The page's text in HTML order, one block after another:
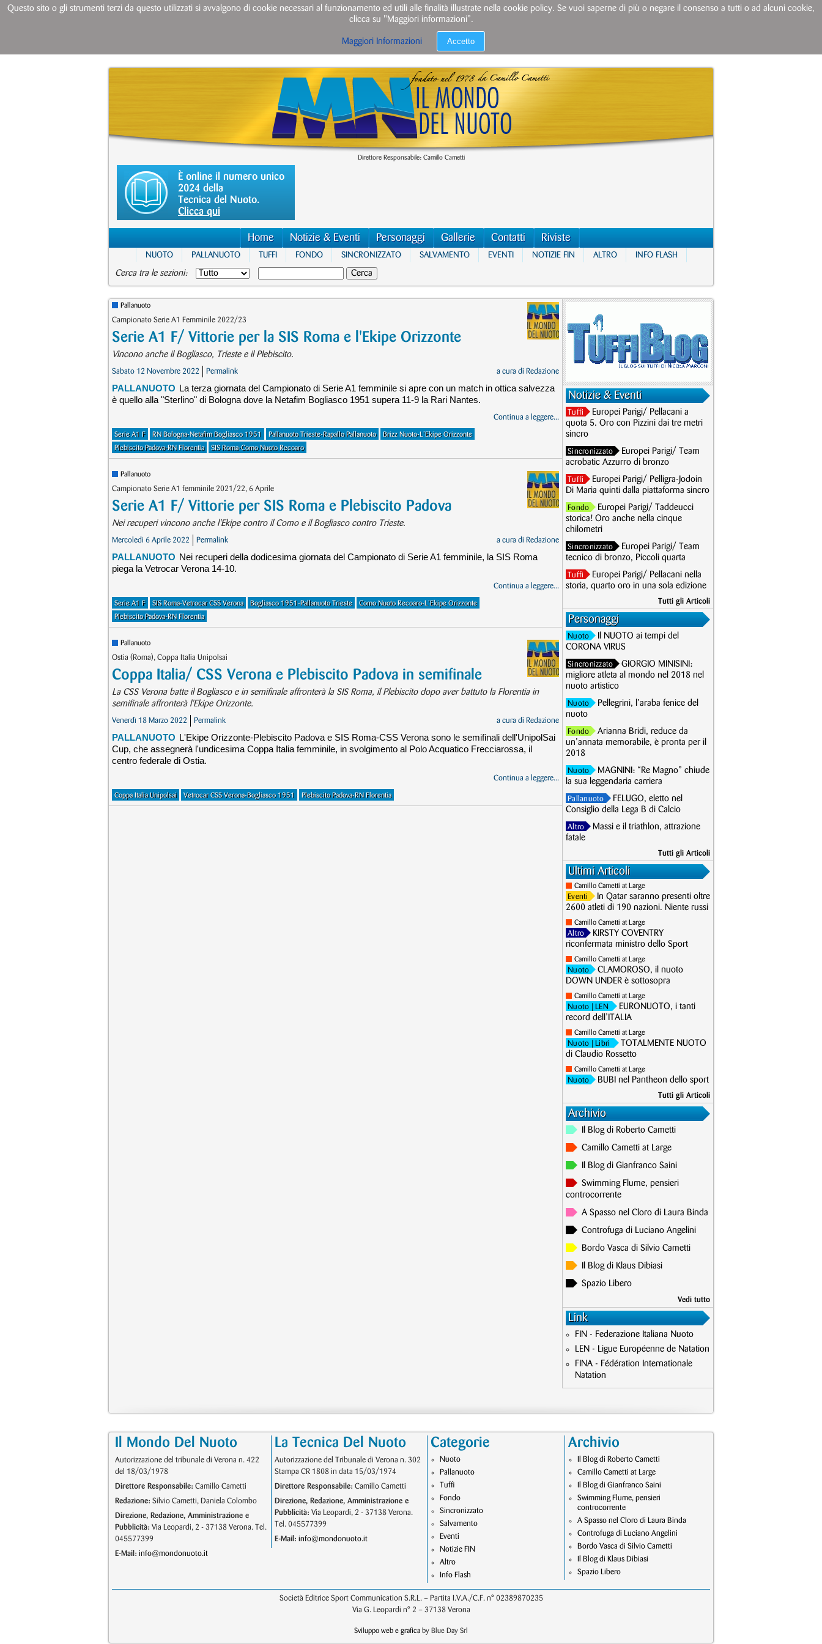
Direttore Responsabile: Camillo Cametti
È online il numero unico
2024 della
Tecnica del Nuoto.
Clicca qui
Home Notizie & Eventi Personaggi Gallerie Contatti Riviste
NUOTO PALLANUOTO TUFFI FONDO SINCRONIZZATO SALVAMENTO EVENTI NOTIZIE FIN ALTRO INFO FLASH
Cerca tra le sezioni:
Pallanuoto
Campionato Serie A1 Femminile 2022/23
Serie A1 F/ Vittorie per la SIS Roma e l'Ekipe Orizzonte
Vincono anche il Bogliasco, Trieste e il Plebiscito.
Sabato 12 Novembre 2022 Permalink a cura di Redazione
PALLANUOTO La terza giornata del Campionato di Serie A1 femminile si apre con un match in ottica salvezza
è quello alla "Sterlino" di Bologna dove la Netafim Bogliasco 1951 supera 11-9 la Rari Nantes.
Continua a leggere...
Serie A1 F RN Bologna-Netafim Bogliasco 1951 Pallanuoto Trieste-Rapallo Pallanuoto
Brizz Nuoto-L'Ekipe Orizzonte
Plebiscito Padova-RN Florentia
SIS Roma-Como Nuoto Recoaro
Pallanuoto
Campionato Serie A1 femminile 2021/22, 6 Aprile
Serie A1 F/ Vittorie per SIS Roma e Plebiscito Padova
Nei recuperi vincono anche l'Ekipe contro il Como e il Bogliasco contro Trieste.
Mercoledì 6 Aprile 2022 Permalink a cura di Redazione
PALLANUOTO Nei recuperi della dodicesima giornata del Campionato di Serie A1 femminile, la SIS Roma
piega la Vetrocar Verona 14-10.
Continua a leggere...
Serie A1 F SIS Roma-Vetrocar CSS Verona Bogliasco 1951-Pallanuoto Trieste
Como Nuoto Recoaro-L'Ekipe Orizzonte
Plebiscito Padova-RN Florentia
Pallanuoto
Ostia (Roma), Coppa Italia Unipolsai
Coppa Italia/ CSS Verona e Plebiscito Padova in semifinale
La CSS Verona batte il Bogliasco e in semifinale affronterà la SIS Roma, il Plebiscito dopo aver battuto la Florentia in
semifinale affronterà l'Ekipe Orizzonte.
Venerdì 18 Marzo 2022 Permalink a cura di Redazione
PALLANUOTO L'Ekipe Orizzonte-Plebiscito Padova e SIS Roma-CSS Verona sono le semifinali dell'UnipolSai
Cup, che assegnerà l'undicesima Coppa Italia femminile, in svolgimento al Polo Acquatico Frecciarossa, il
centro federale di Ostia.
Continua a leggere...
Coppa Italia Unipolsai Vetrocar CSS Verona-Bogliasco 1951 Plebiscito Padova-RN Florentia
Notizie & Eventi
Tuffi
Europei Parigi/ Pellacani a
quota 5. Oro con Pizzini dai tre metri
sincro
Sincronizzato
Europei Parigi/ Team
acrobatic Azzurro di bronzo
Tuffi
Europei Parigi/ Pelligra-Jodoin
Di Maria quinti dalla piattaforma sincro
Fondo
Europei Parigi/ Taddeucci
storica! Oro anche nella cinque
chilometri
Sincronizzato
Europei Parigi/ Team
tecnico di bronzo, Piccoli quarta
Tuffi
Europei Parigi/ Pellacani nella
storia, quarto oro in una sola edizione
Tutti gli Articoli
Personaggi
Nuoto
Il NUOTO ai tempi del
CORONA VIRUS
Sincronizzato
GIORGIO MINISINI:
migliore atleta al mondo nel 2018 nel
nuoto artistico
Nuoto
Pellegrini, l’araba fenice del
nuoto
Fondo
Arianna Bridi, reduce da
un’annata memorabile, è pronta per il
2018
Nuoto
MAGNINI: “Re Magno” chiude
la sua leggendaria carriera
Pallanuoto
FELUGO, eletto nel
Consiglio della Lega B di Calcio
Altro
Massi e il triathlon, attrazione
fatale
Tutti gli Articoli
Ultimi Articoli
Camillo Cametti at Large
Eventi
In Qatar saranno presenti oltre
2600 atleti di 190 nazioni. Niente russi
Camillo Cametti at Large
Altro
KIRSTY COVENTRY
riconfermata ministro dello Sport
Camillo Cametti at Large
Nuoto
CLAMOROSO, il nuoto
DOWN UNDER è sottosopra
Camillo Cametti at Large
Nuoto | LEN
EURONUOTO, i tanti
record dell’ITALIA
Camillo Cametti at Large
Nuoto | Libri
TOTALMENTE NUOTO
di Claudio Rossetto
Camillo Cametti at Large
Nuoto BUBI nel Pantheon dello sport
Tutti gli Articoli
Archivio
Il Blog di Roberto Cametti
Camillo Cametti at Large
Il Blog di Gianfranco Saini
Swimming Flume, pensieri
controcorrente
A Spasso nel Cloro di Laura Binda
Controfuga di Luciano Angelini
Bordo Vasca di Silvio Cametti
Il Blog di Klaus Dibiasi
Spazio Libero
Vedi tutto
Link
FIN - Federazione Italiana Nuoto
LEN - Ligue Européenne de Natation
FINA - Fédération Internationale
Natation
Il Mondo Del Nuoto
Autorizzazione del tribunale di Verona n. 422
del 18/03/1978
Direttore Responsabile: Camillo Cametti
Redazione: Silvio Cametti, Daniela Colombo
Direzione, Redazione, Amministrazione e
Pubblicità: Via Leopardi, 2 - 37138 Verona. Tel.
045577399
E-Mail: info@mondonuoto.it
La Tecnica Del Nuoto
Autorizzazione del Tribunale di Verona n. 302
Stampa CR 1808 in data 15/03/1974
Direttore Responsabile: Camillo Cametti
Direzione, Redazione, Amministrazione e
Pubblicità: Via Leopardi, 2 - 37138 Verona.
Tel. 045577399
E-Mail: info@mondonuoto.it
Categorie
Nuoto
Pallanuoto
Tuffi
Fondo
Sincronizzato
Salvamento
Eventi
Notizie FIN
Altro
Info Flash
Archivio
Il Blog di Roberto Cametti
Camillo Cametti at Large
Il Blog di Gianfranco Saini
Swimming Flume, pensieri
controcorrente
A Spasso nel Cloro di Laura Binda
Controfuga di Luciano Angelini
Bordo Vasca di Silvio Cametti
Il Blog di Klaus Dibiasi
Spazio Libero
Società Editrice Sport Communication S.R.L. – Partita I.V.A./C.F. n° 02389870235
Via G. Leopardi n° 2 – 37138 Verona
Sviluppo web e grafica by Blue Day Srl
Questo sito o gli strumenti terzi da questo utilizzati si avvalgono di cookie necessari al funzionamento ed utili alle finalità illustrate nella cookie policy. Se vuoi saperne di più o negare il consenso a tutti o ad alcuni cookie,
clicca su "Maggiori informazioni”.
Maggiori Informazioni Accetto